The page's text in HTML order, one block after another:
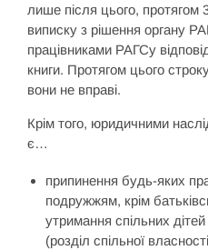
лише після цього, протягом
виписку з рішення органу
працівниками РАГСу
книги. Протягом цього
вони не вправі.
Крім того, юридичними
є…
припинення будь-яких
подружжям, крім
утримання спільних
(розділ спільної